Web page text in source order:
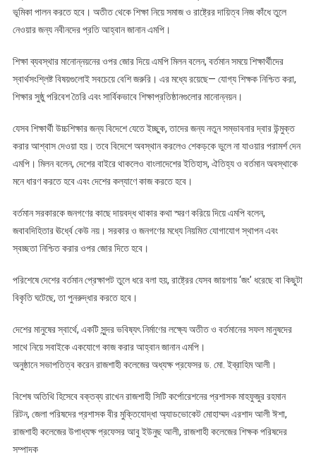
ভূমিকা পালন করতে হবে। অতীত থেকে শিক্ষা নিয়ে সমাজ ও রাষ্ট্রের দায়িত্ব নিজ কাঁধে তুলে
নেওয়ার জন্য নবীনদের প্রতি আহ্বান জানান এমপি।
শিক্ষা ব্যবস্থার মানোন্নয়নের ওপর জোর দিয়ে এমপি মিলন বলেন, বর্তমান সময়ে শিক্ষার্থীদের
স্বার্থসংশ্লিষ্ট বিষয়গুলোই সবচেয়ে বেশি জরুরি। এর মধ্যে রয়েছে— যোগ্য শিক্ষক নিশ্চিত করা,
শিক্ষার সুষ্ঠু পরিবেশ তৈরি এবং সার্বিকভাবে শিক্ষাপ্রতিষ্ঠানগুলোর মানোন্নয়ন।
যেসব শিক্ষার্থী উচ্চশিক্ষার জন্য বিদেশে যেতে ইচ্ছুক, তাদের জন্য নতুন সম্ভাবনার দ্বার উন্মুক্ত
করার আশ্বাস দেওয়া হয়। তবে বিদেশে অবস্থান করলেও শেকড়কে ভুলে না যাওয়ার পরামর্শ দেন
এমপি। মিলন বলেন, দেশের বাইরে থাকলেও বাংলাদেশের ইতিহাস, ঐতিহ্য ও বর্তমান অবস্থাকে
মনে ধারণ করতে হবে এবং দেশের কল্যাণে কাজ করতে হবে।
বর্তমান সরকারকে জনগণের কাছে দায়বদ্ধ থাকার কথা স্মরণ করিয়ে দিয়ে এমপি বলেন,
জবাবদিহিতার ঊর্ধ্বে কেউ নয়। সরকার ও জনগণের মধ্যে নিয়মিত যোগাযোগ স্থাপন এবং
স্বচ্ছতা নিশ্চিত করার ওপর জোর দিতে হবে।
পরিশেষে দেশের বর্তমান প্রেক্ষাপট তুলে ধরে বলা হয়, রাষ্ট্রের যেসব জায়গায় ‘জং’ ধরেছে বা কিছুটা
বিকৃতি ঘটেছে, তা পুনরুদ্ধার করতে হবে।
দেশের মানুষের স্বার্থে, একটি সুন্দর ভবিষ্যৎ নির্মাণের লক্ষ্যে অতীত ও বর্তমানের সফল মানুষদের
সাথে নিয়ে সবাইকে একযোগে কাজ করার আহ্বান জানান এমপি।
অনুষ্ঠানে সভাপতিত্ব করেন রাজশাহী কলেজের অধ্যক্ষ প্রফেসর ড. মো. ইব্রাহিম আলী।
বিশেষ অতিথি হিসেবে বক্তব্য রাখেন রাজশাহী সিটি কর্পোরেশনের প্রশাসক মাহফুজুর রহমান
রিটন, জেলা পরিষদের প্রশাসক বীর মুক্তিযোদ্ধা অ্যাডভোকেট মোহাম্মদ এরশাদ আলী ঈশা,
রাজশাহী কলেজের উপাধ্যক্ষ প্রফেসর আবু ইউনুছ আলী, রাজশাহী কলেজের শিক্ষক পরিষদের
সম্পাদক